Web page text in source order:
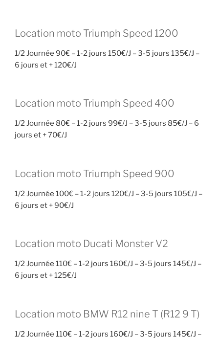
Location moto Triumph Speed 1200
1/2 Journée 90€ – 1-2 jours 150€/J – 3-5 jours 135€/J –
6 jours et + 120€/J
Location moto Triumph Speed 400
1/2 Journée 80€ – 1-2 jours 99€/J – 3-5 jours 85€/J – 6
jours et + 70€/J
Location moto Triumph Speed 900
1/2 Journée 100€ – 1-2 jours 120€/J – 3-5 jours 105€/J –
6 jours et + 90€/J
Location moto Ducati Monster V2
1/2 Journée 110€ – 1-2 jours 160€/J – 3-5 jours 145€/J –
6 jours et + 125€/J
Location moto BMW R12 nine T (R12 9 T)
1/2 Journée 110€ – 1-2 jours 160€/J – 3-5 jours 145€/J –